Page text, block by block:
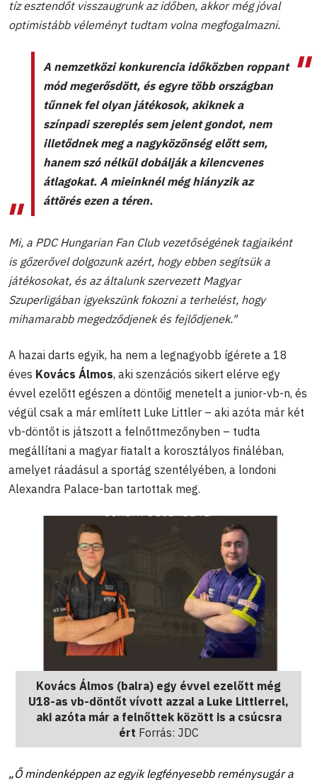
tíz esztendőt visszaugrunk az időben, akkor még jóval
optimistább véleményt tudtam volna megfogalmazni.
A nemzetközi konkurencia időközben roppant
mód megerősdött, és egyre több országban
tűnnek fel olyan játékosok, akiknek a
színpadi szereplés sem jelent gondot, nem
illetődnek meg a nagyközönség előtt sem,
hanem szó nélkül dobálják a kilencvenes
átlagokat. A mieinknél még hiányzik az
áttörés ezen a téren.
Mi, a PDC Hungarian Fan Club vezetőségének tagjaiként
isgőzerővel dolgozunk azért, hogy ebben segítsük a
játékosokat, és az általunk szervezett Magyar
Szuperligában igyekszünk fokozni a terhelést, hogy
mihamarabb megedződjenek és fejlődjenek."
A hazai darts egyik, ha nem a legnagyobb ígérete a 18
éves Kovács Álmos, aki szenzációs sikert elérve egy
évvel ezelőtt egészen a döntőig menetelt a junior-vb-n, és
végül csak a már említett Luke Littler – aki azóta már két
vb-döntőt is játszott a felnőttmezőnyben – tudta
megállítani a magyar fiatalt a korosztályos fináléban,
amelyet ráadásul a sportág szentélyében, a londoni
Alexandra Palace-ban tartottak meg.
Kovács Álmos (balra) egy évvel ezelőtt még
U18-as vb-döntőt vívott azzal a Luke Littlerrel,
aki azóta már a felnőttek között is a csúcsra
ért Forrás: JDC
„Ő mindenképpen az egyik legfényesebb reménysugár a